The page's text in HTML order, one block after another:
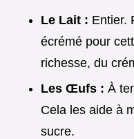
Le Lait : Entier.
écrémé pour
richesse, du
Les Œufs : À
Cela les aide à
sucre.